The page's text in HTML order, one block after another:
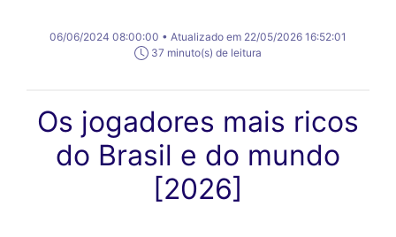
06/06/2024 08:00:00 • Atualizado em 22/05/2026 16:52:01
37 minuto(s) de leitura
Os jogadores mais ricos
do Brasil e do mundo
[2026]